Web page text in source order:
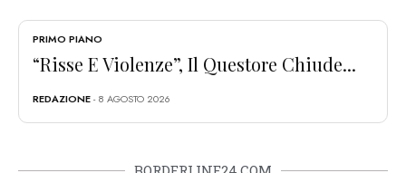
PRIMO PIANO
“Risse E Violenze”, Il Questore Chiude...
REDAZIONE- 8 AGOSTO 2026